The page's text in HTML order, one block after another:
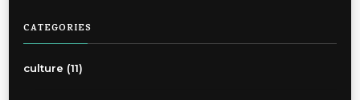
CATEGORIES
culture (11)